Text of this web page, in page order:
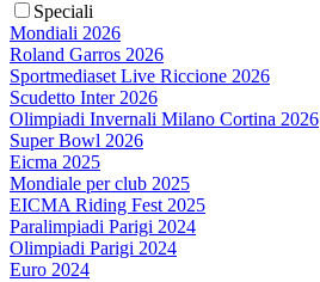
Speciali
Mondiali 2026
Roland Garros 2026
Sportmediaset Live Riccione 2026
Scudetto Inter 2026
Olimpiadi Invernali Milano Cortina 2026
Super Bowl 2026
Eicma 2025
Mondiale per club 2025
EICMA Riding Fest 2025
Paralimpiadi Parigi 2024
Olimpiadi Parigi 2024
Euro 2024